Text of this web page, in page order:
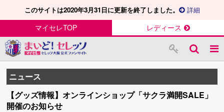
このサイトは2020年3月31日に更新を終了しました。 詳細
マイセレTOP レディース
ニュース
【グッズ情報】オンラインショップ「サクラ満開SALE」
開催のお知らせ